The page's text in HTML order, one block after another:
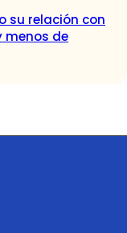
su relación con
menos de